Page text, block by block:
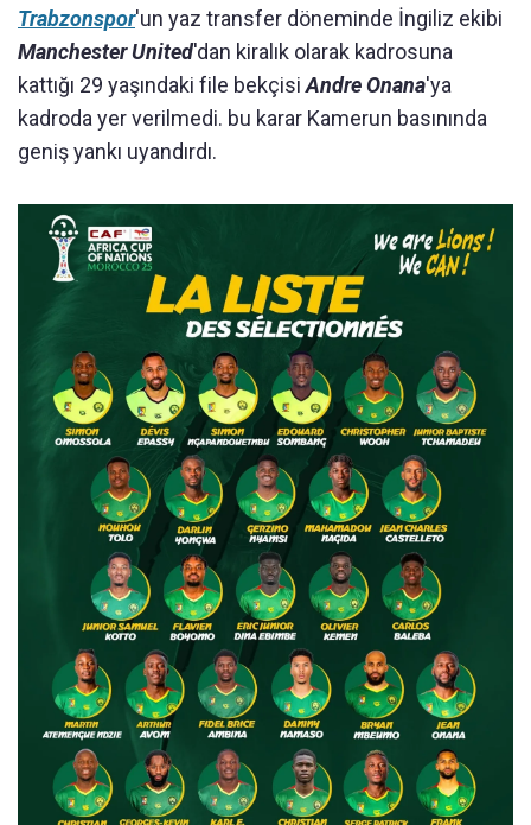
Trabzonspor'un yaz transfer döneminde İngiliz ekibi
Manchester United'dan kiralık olarak kadrosuna
kattığı 29 yaşındaki file bekçisiAndre Onana'ya
kadroda yer verilmedi. bu karar Kamerun basınında
geniş yankı uyandırdı.